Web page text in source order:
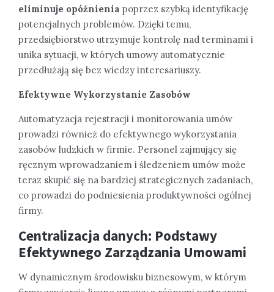
eliminuje opóźnienia poprzez szybką identyfikację
potencjalnych problemów. Dzięki temu,
przedsiębiorstwo utrzymuje kontrolę nad terminami i
unika sytuacji, w których umowy automatycznie
przedłużają się bez wiedzy interesariuszy.
Efektywne Wykorzystanie Zasobów
Automatyzacja rejestracji i monitorowania umów
prowadzi również do efektywnego wykorzystania
zasobów ludzkich w firmie. Personel zajmujący się
ręcznym wprowadzaniem i śledzeniem umów może
teraz skupić się na bardziej strategicznych zadaniach,
co prowadzi do podniesienia produktywności ogólnej
firmy.
Centralizacja danych: Podstawy
Efektywnego Zarządzania Umowami
W dynamicznym środowisku biznesowym, w którym